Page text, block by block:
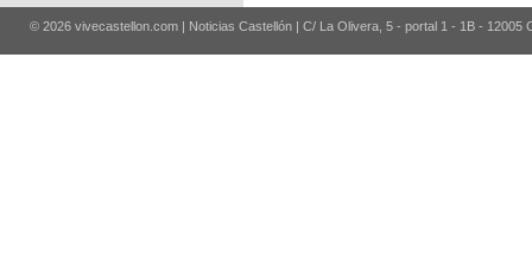
© 2026 vivecastellon.com | Noticias Castellón | C/ La Olivera, 5 - portal 1 - 1B - 12005